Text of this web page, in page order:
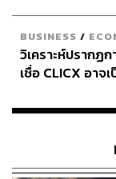
BUSINESS /
วิเคราะห์ปราก
เชื่อ CLICX อาจ
เรือนไทยที่ถูกซุก